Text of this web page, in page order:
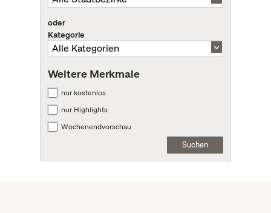
oder
Kategorie
Weitere Merkmale
nur kostenlos
nur Highlights
Wochenendvorschau
Suchen